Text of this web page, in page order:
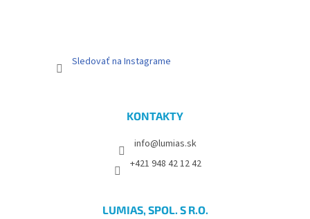
Sledovať na Instagrame
KONTAKTY
info@lumias.sk
+421 948 42 12 42
LUMIAS, SPOL. S R.O.